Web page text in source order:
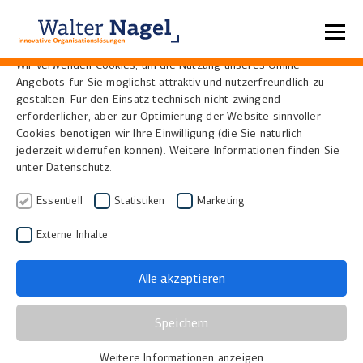
Home News
eScan Open System -
Weltpremiere auf dem
Bibliothekartag
21.05.2015| Bibliotheken, Museen und Archive
Der neue i2s A3 Buchscanner „eScan Open
System“ wird auf dem Bibliothekartag in
Nürnberg zum ersten Mal der Öffentlichkeit
präsentiert. Auf den Messeständen 72 und 51
Datenschutzeinstellungen
Wir verwenden Cookies, um die Nutzung unseres Online-
Angebots für Sie möglichst attraktiv und nutzerfreundlich zu
gestalten. Für den Einsatz technisch nicht zwingend
erforderlicher, aber zur Optimierung der Website sinnvoller
Cookies benötigen wir Ihre Einwilligung (die Sie natürlich
jederzeit widerrufen können). Weitere Informationen finden Sie
unter Datenschutz.
Essentiell Statistiken Marketing
Externe Inhalte
Alle akzeptieren
Speichern
Weitere Informationen anzeigen